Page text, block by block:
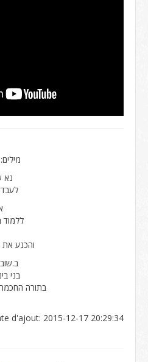
נא
ללמוד
והכנע את
בני
בתורה
d'ajout: 2015-12-17 20:29:34